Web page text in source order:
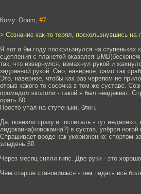
Кому: Doom, #7
> Сознание как-то терял, поскользнувшись на
Я вот в 9м году поскользнулся на
сцепления с планетой оказался
так, что извернулся, взмахнул рукой и
задранной рукой. Оно, наверное, само так
Это, наверное, чтобы как раз черепом не
отрыв какого-то сосочка в том же суставе.
промедол вкололи - такой я был неадекват.
орать.60
Просто упал на ступеньки, блин.
Да, повезли сразу в госпиталь - тут недалеко,
лидокаина(новокаина?) в сустав, упёрся
Спрашивает вроде как укоризненно: спортом
злыдень.60
Через месяц сняли гипс. Две руки - это
Чем старше становишься - тем падать всё